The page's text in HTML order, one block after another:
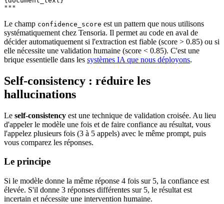
"""
Le champ confidence_score est un pattern que nous utilisons
systématiquement chez Tensoria. Il permet au code en aval de
décider automatiquement si l'extraction est fiable (score > 0.85) ou si
elle nécessite une validation humaine (score < 0.85). C'est une
brique essentielle dans les systèmes IA que nous déployons.
Self-consistency : réduire les
hallucinations
Le self-consistency est une technique de validation croisée. Au lieu
d'appeler le modèle une fois et de faire confiance au résultat, vous
l'appelez plusieurs fois (3 à 5 appels) avec le même prompt, puis
vous comparez les réponses.
Le principe
Si le modèle donne la même réponse 4 fois sur 5, la confiance est
élevée. S'il donne 3 réponses différentes sur 5, le résultat est
incertain et nécessite une intervention humaine.